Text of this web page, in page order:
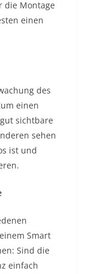
die Montage
einen
des
einen
sichtbare
sehen
ist und
Smart
Sind die
einfach